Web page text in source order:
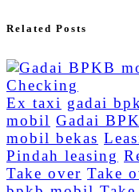
Related Posts
Ex taxi gadai
mobil Gadai
mobil bekas
Pindah leasing
Take over Take